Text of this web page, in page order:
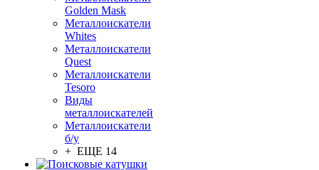
Golden Mask
Металлоискатели
Whites
Металлоискатели
Quest
Металлоискатели
Tesoro
Виды
металлоискателей
Металлоискатели
б/у
+ ЕЩЕ 14